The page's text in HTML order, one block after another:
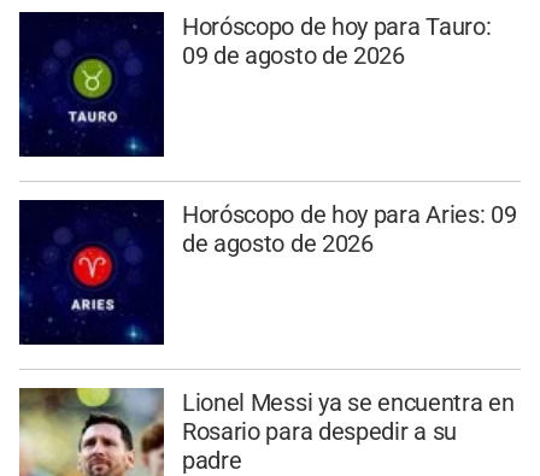
Horóscopo de hoy para Tauro:
09 de agosto de 2026
Horóscopo de hoy para Aries: 09
de agosto de 2026
Lionel Messi ya se encuentra en
Rosario para despedir a su
padre